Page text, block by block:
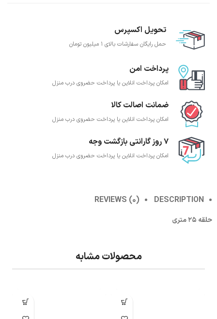
تحویل اکسپرس
حمل رایگان سفارشات بالای 1 میلیون تومان
پرداخت امن
امکان پرداخت انلاین یا پرداخت حضروی درب منزل
ضمانت اصالت کالا
امکان پرداخت انلاین یا پرداخت حضروی درب منزل
7 روز گارانتی بازگشت وجه
امکان پرداخت انلاین یا پرداخت حضروی درب منزل
DESCRIPTION
REVIEWS (0)
حلقه 25 متری
محصولات مشابه